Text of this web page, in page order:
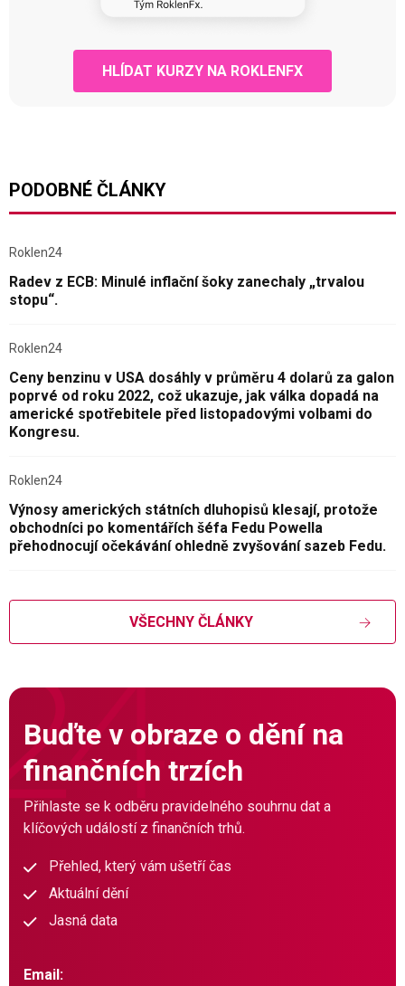
HLÍDAT KURZY NA ROKLENFX
PODOBNÉ ČLÁNKY
Roklen24
Radev z ECB: Minulé inflační šoky zanechaly „trvalou
stopu“.
Roklen24
Ceny benzinu v USA dosáhly v průměru 4 dolarů za galon
poprvé od roku 2022, což ukazuje, jak válka dopadá na
americké spotřebitele před listopadovými volbami do
Kongresu.
Roklen24
Výnosy amerických státních dluhopisů klesají, protože
obchodníci po komentářích šéfa Fedu Powella
přehodnocují očekávání ohledně zvyšování sazeb Fedu.
VŠECHNY ČLÁNKY
Buďte v obraze o dění na
finančních trzích
Přihlaste se k odběru pravidelného souhrnu dat a
klíčových událostí z finančních trhů.
Přehled, který vám ušetří čas
Aktuální dění
Jasná data
Email: